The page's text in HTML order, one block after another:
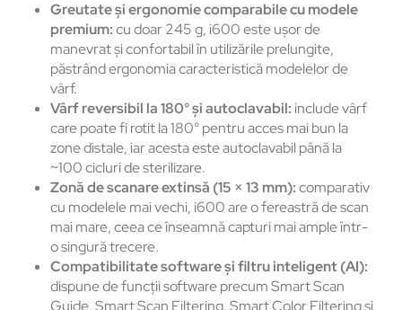
Greutate și ergonomie comparabile cu modele
premium:cu doar 245 g, i600 este ușor de
manevrat și confortabil în utilizările prelungite,
păstrând ergonomia caracteristică modelelor de
vârf.
Vârf reversibil la 180° șiautoclavabil: include vârf
care poate fi rotit la 180° pentru acces mai bun la
zone distale, iar acesta este autoclavabil până la
~100 cicluri de sterilizare.
Zonă de scanare extinsă (15 × 13 mm):comparativ
cu modelele mai vechi, i600 are o fereastră de scan
mai mare, ceea ce înseamnă capturi mai ample într-
o singură trecere.
Compatibilitate software și filtru inteligent(AI):
dispune de funcții software precum Smart Scan
Guide, Smart Scan Filtering, Smart Color Filtering și